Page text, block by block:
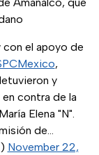
el apoyo de
,
y
contra de la
Elena "N".
de…
November 22,